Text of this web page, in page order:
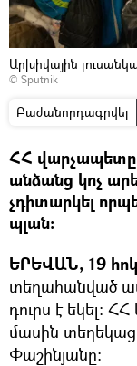
Արխիվային
© Sputnik
Բաժանորդագրվել
ՀՀ
անձանց կոչ
չդիտարկել
պլան։
ԵՐԵՎԱՆ, 19
տեղահանված
դուրս է եկել։
մասին
Փաշինյանը։